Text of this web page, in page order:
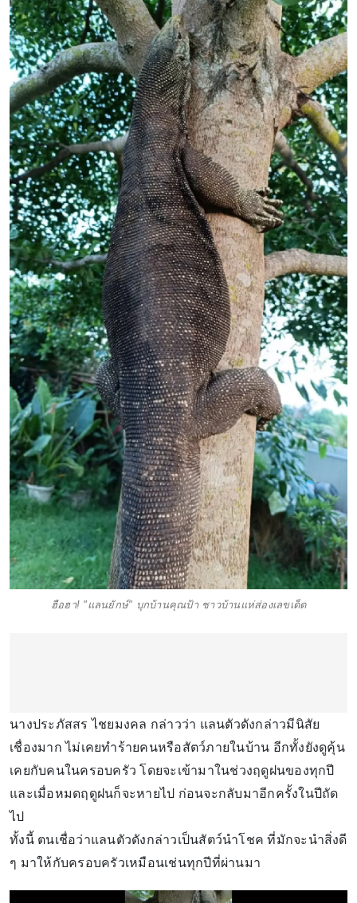
ฮือฮา! "แลนยักษ์" บุกบ้านคุณป้า ชาวบ้านแห่ส่องเลขเด็ด
นางประภัสสร ไชยมงคล กล่าวว่า แลนตัวดังกล่าวมีนิสัย
เชื่องมาก ไม่เคยทำร้ายคนหรือสัตว์ภายในบ้าน อีกทั้งยังดูคุ้น
เคยกับคนในครอบครัว โดยจะเข้ามาในช่วงฤดูฝนของทุกปี
และเมื่อหมดฤดูฝนก็จะหายไป ก่อนจะกลับมาอีกครั้งในปีถัด
ไป
ทั้งนี้ ตนเชื่อว่าแลนตัวดังกล่าวเป็นสัตว์นำโชค ที่มักจะนำสิ่งดี
ๆ มาให้กับครอบครัวเหมือนเช่นทุกปีที่ผ่านมา